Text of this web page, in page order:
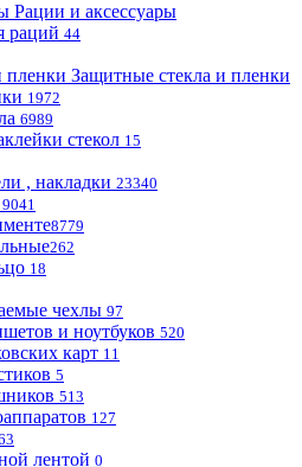
Рации и аксессуары
раций 44
Защитные стекла и пленки
1972
6989
стекол 15
, накладки 23340
9041
8779
262
18
чехлы 97
и ноутбуков 520
карт 11
5
513
127
лентой 0